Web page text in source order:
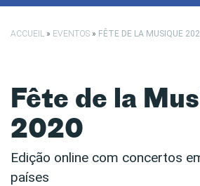
ACCUEIL » EVENTOS » FÊTE DE LA MUSIQUE
Fête de la
2020
Edição online com concertos
países